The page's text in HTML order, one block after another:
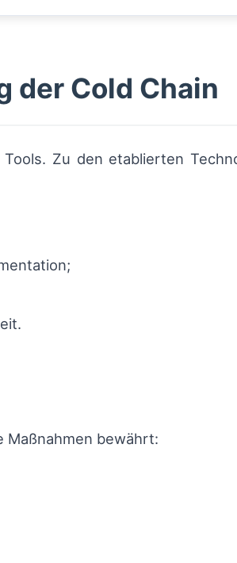
der Cold Chain
Zu den etablierten
Maßnahmen bewährt: